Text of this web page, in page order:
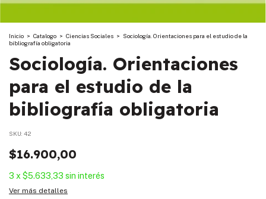
Inicio > Catalogo > Ciencias Sociales > Sociología. Orientaciones para el estudio de la
bibliografía obligatoria
Sociología. Orientaciones
para el estudio de la
bibliografía obligatoria
SKU: 42
$16.900,00
3 x$5.633,33 sin interés
Ver más detalles